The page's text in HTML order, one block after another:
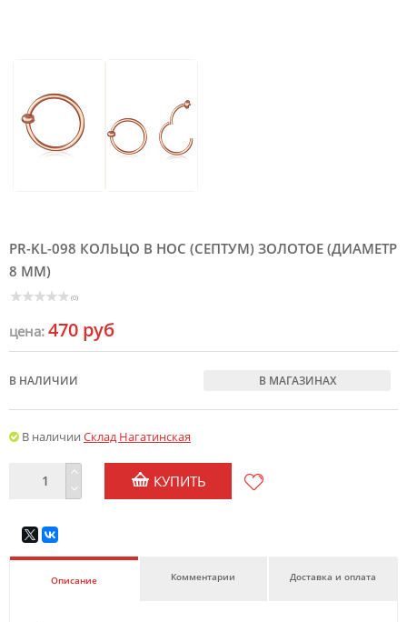
PR-KL-098 КОЛЬЦО В НОС (СЕПТУМ) ЗОЛОТОЕ (ДИАМЕТР
8 ММ)
(0)
цена: 470 руб
В НАЛИЧИИ В МАГАЗИНАХ
В наличии Склад Нагатинская
КУПИТЬ
Описание Комментарии Доставка и оплата